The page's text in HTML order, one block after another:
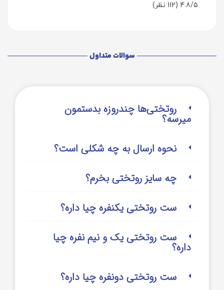
4.8/5 (112 نظر)
سوالات متداول
روتختی‌‌ها چندروزه بدستمون
میرسه؟
نحوه ارسال به چه شکلی است؟
چه سایز روتختی بخرم؟
ست روتختی یکنفره چیا داره؟
ست روتختی یک و نیم نفره چیا
داره؟
ست روتختی دونفره چیا داره؟